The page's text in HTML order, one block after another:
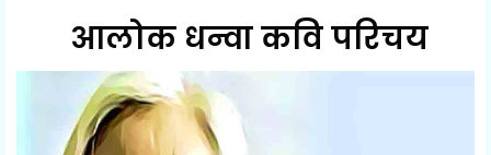
आलोक धन्वा कवि परिचय